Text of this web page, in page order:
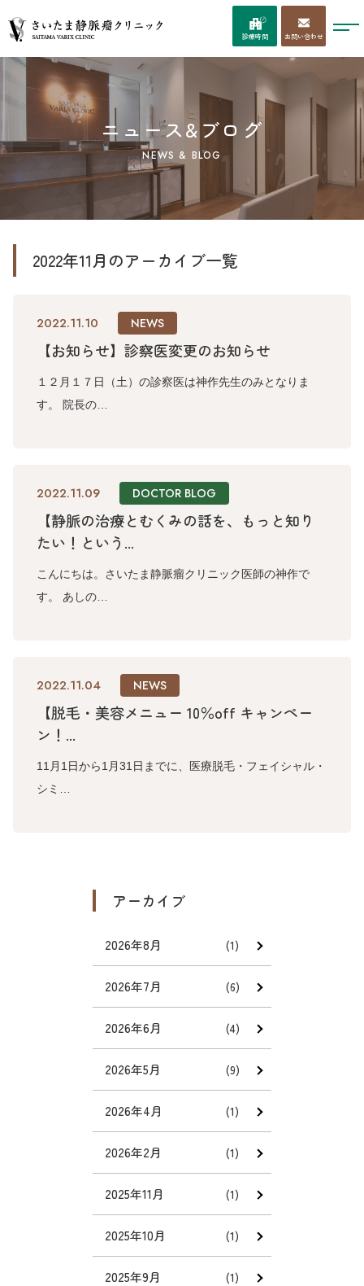
診療時間 お問い合わせ
ニュース&ブログ
NEWS & BLOG
2022年11月のアーカイブ一覧
2022.11.10 NEWS
【お知らせ】診察医変更のお知らせ
１２月１７日（土）の診察医は神作先生のみとなりま
す。 院長の…
2022.11.09 DOCTOR BLOG
【静脈の治療とむくみの話を、もっと知り
たい！という...
こんにちは。さいたま静脈瘤クリニック医師の神作で
す。 あしの…
2022.11.04 NEWS
【脱毛・美容メニュー 10％off キャンペー
ン！...
11月1日から1月31日までに、医療脱毛・フェイシャル・
シミ…
アーカイブ
2026年8月 (1)
2026年7月 (6)
2026年6月 (4)
2026年5月 (9)
2026年4月 (1)
2026年2月 (1)
2025年11月 (1)
2025年10月 (1)
2025年9月 (1)